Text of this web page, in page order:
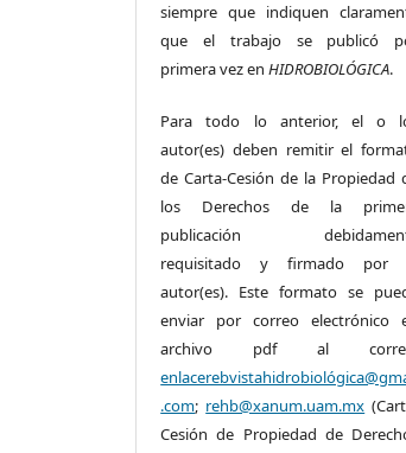
siempre que indiquen
que el trabajo se publicó
primera vez enHIDROBIOLÓGICA.
Para todo lo anterior, el o
autor(es) deben remitir el
de Carta-Cesión de la Propiedad
los Derechos de la
publicación
requisitado y firmado por
autor(es). Este formato se
enviar por correo electrónico
archivo pdf al
.com; rehb@xanum.uam.mx
Cesión de Propiedad de